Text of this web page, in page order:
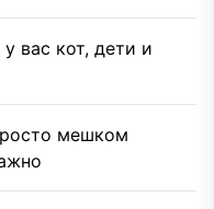
вас кот, дети и
мешком